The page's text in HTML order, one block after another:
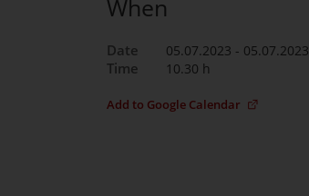
When
Date 05.07.2023 - 05.07.2023
Time 10.30 h
Add to Google Calendar